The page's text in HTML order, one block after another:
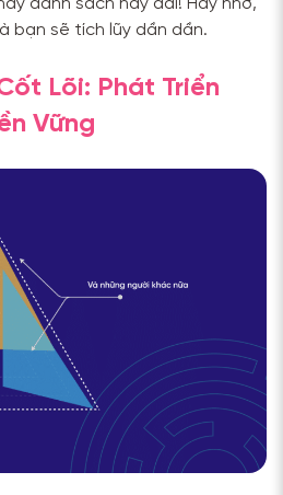
bạn sẽ tích lũy dần dần.
Lõi: Phát Triển
Vững